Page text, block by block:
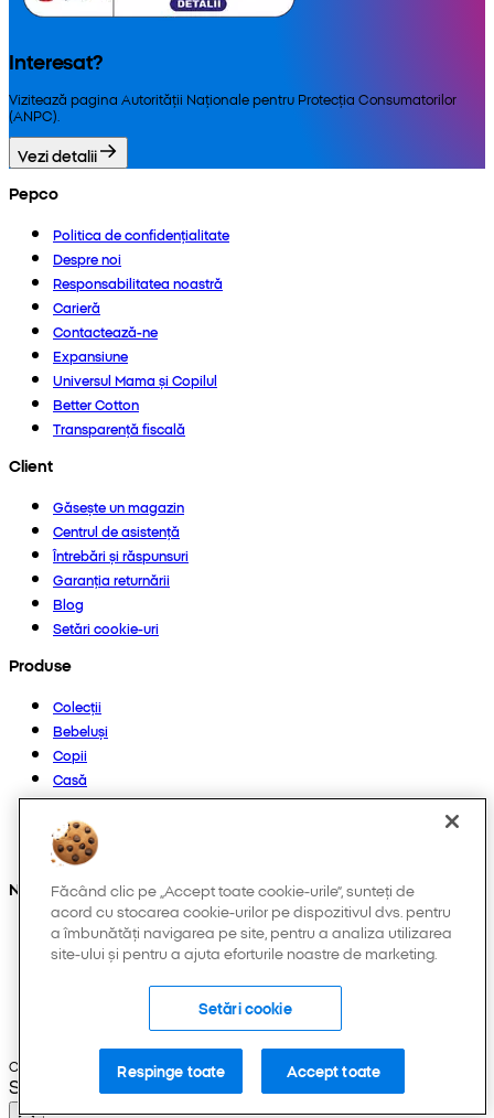
Interesat?
Vizitează pagina Autorității Naționale pentru Protecția Consumatorilor
(ANPC).
Vezi detalii
Pepco
Politica de confidențialitate
Despre noi
Responsabilitatea noastră
Carieră
Contactează-ne
Expansiune
Universul Mama și Copilul
Better Cotton
Transparență fiscală
Client
Găsește un magazin
Centrul de asistență
Întrebări și răspunsuri
Garanția returnării
Blog
Setări cookie-uri
Produse
Colecții
Bebeluși
Copii
Casă
Femei
Bărbați
Altele
Ne găsești și pe:
Copyright © 2026 Pepco. Toate drepturile rezervate.
Selected Language:
Făcând clic pe „Accept toate cookie-urile”, sunteți de
acord cu stocarea cookie-urilor pe dispozitivul dvs. pentru
a îmbunătăți navigarea pe site, pentru a analiza utilizarea
site-ului și pentru a ajuta eforturile noastre de marketing.
Setări cookie
Respinge toate Accept toate